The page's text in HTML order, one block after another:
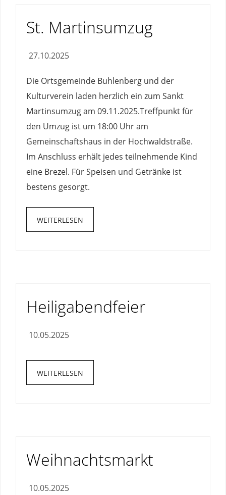
St. Martinsumzug
27.10.2025
Die Ortsgemeinde Buhlenberg und der
Kulturverein laden herzlich ein zum Sankt
Martinsumzug am 09.11.2025.Treffpunkt für
den Umzug ist um 18:00 Uhr am
Gemeinschaftshaus in der Hochwaldstraße.
Im Anschluss erhält jedes teilnehmende Kind
eine Brezel. Für Speisen und Getränke ist
bestens gesorgt.
WEITERLESEN
Heiligabendfeier
10.05.2025
WEITERLESEN
Weihnachtsmarkt
10.05.2025